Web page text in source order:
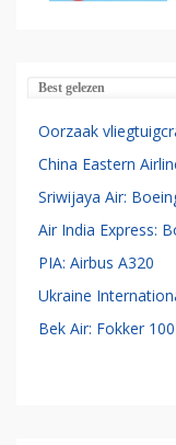
Best gelezen
Oorzaak
China Eastern
Sriwijaya Air:
Air India Express:
PIA: Airbus A320
Ukraine
Bek Air: Fokker 100